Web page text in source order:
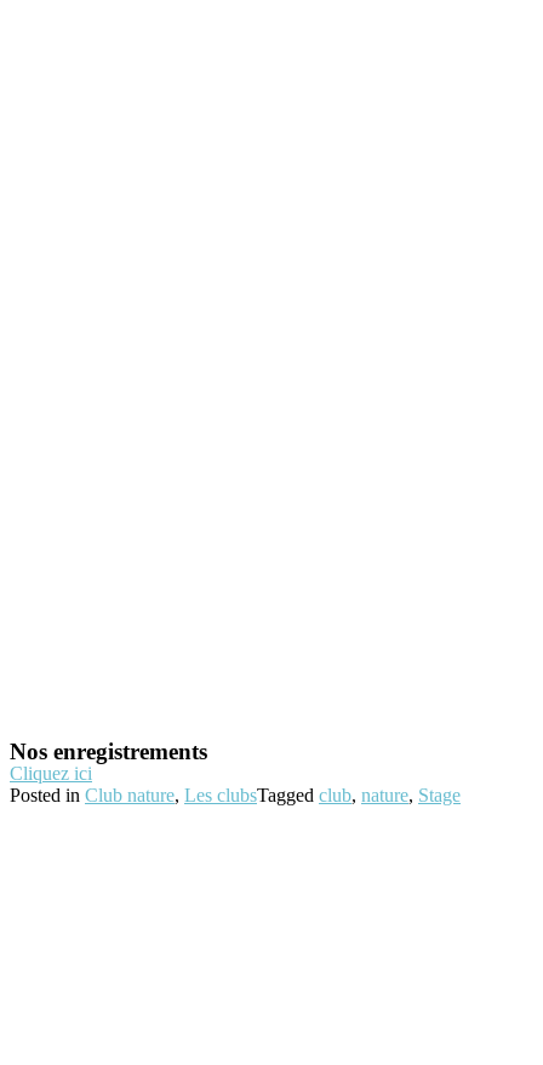
Nos enregistrements
Cliquez ici
Posted in Club nature, Les clubsTagged club, nature, Stage